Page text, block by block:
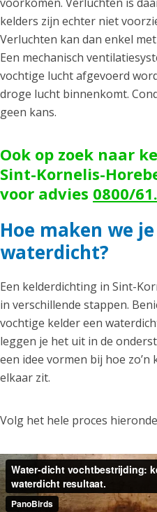
kelders zijn echter niet
Verluchten kan dan enkel
Een mechanisch
vochtige lucht afgevoerd
droge lucht binnenkomt.
geen kans.
Ook op zoek naar
Sint-Kornelis-
voor advies 0800/
Hoe maken we
waterdicht?
Een kelderdichting in Sint-
in verschillende stappen.
vochtige kelder een
leggen je het uit in de
een idee vormen bij hoe
elkaar zit.
Volg het hele proces